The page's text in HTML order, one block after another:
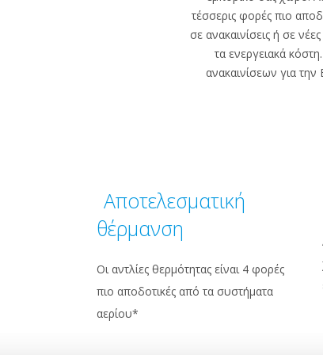
τέσσερις φορές πιο
σε ανακαινίσεις ή σε
τα ενεργειακά
ανακαινίσεων για
Αποτελεσματική
θέρμανση
Οι αντλίες θερμότητας είναι 4 φορές
πιο αποδοτικές από τα συστήματα
αερίου*